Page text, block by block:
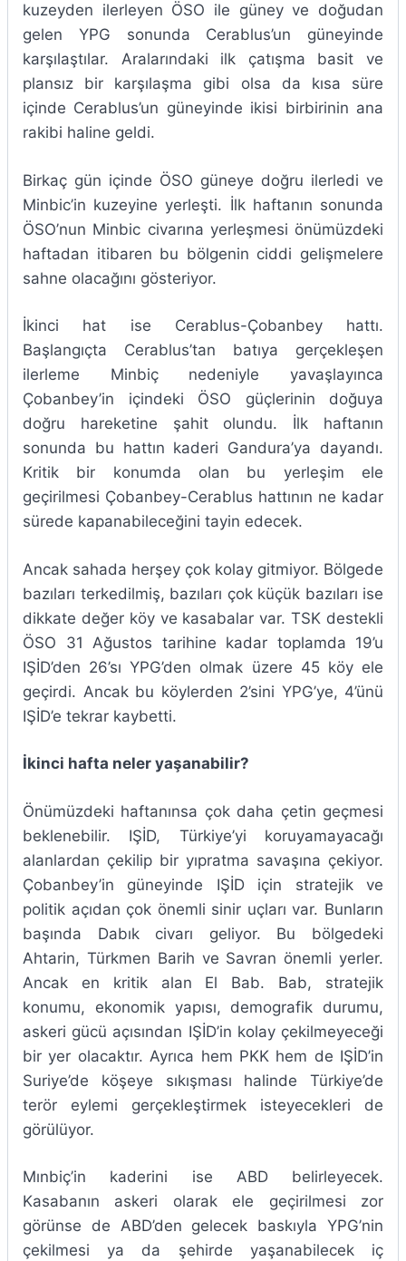
kuzeyden ilerleyen ÖSO ile güney ve doğudan
gelen YPG sonunda Cerablus’un güneyinde
karşılaştılar. Aralarındaki ilk çatışma basit ve
plansız bir karşılaşma gibi olsa da kısa süre
içinde Cerablus’un güneyinde ikisi birbirinin ana
rakibi haline geldi.
Birkaç gün içinde ÖSO güneye doğru ilerledi ve
Minbic’in kuzeyine yerleşti. İlk haftanın sonunda
ÖSO’nun Minbic civarına yerleşmesi önümüzdeki
haftadan itibaren bu bölgenin ciddi gelişmelere
sahne olacağını gösteriyor.
İkinci hat ise Cerablus-Çobanbey hattı.
Başlangıçta Cerablus’tan batıya gerçekleşen
ilerleme Minbiç nedeniyle yavaşlayınca
Çobanbey’in içindeki ÖSO güçlerinin doğuya
doğru hareketine şahit olundu. İlk haftanın
sonunda bu hattın kaderi Gandura’ya dayandı.
Kritik bir konumda olan bu yerleşim ele
geçirilmesi Çobanbey-Cerablus hattının ne kadar
sürede kapanabileceğini tayin edecek.
Ancak sahada herşey çok kolay gitmiyor. Bölgede
bazıları terkedilmiş, bazıları çok küçük bazıları ise
dikkate değer köy ve kasabalar var. TSK destekli
ÖSO 31 Ağustos tarihine kadar toplamda 19’u
IŞİD’den 26’sı YPG’den olmak üzere 45 köy ele
geçirdi. Ancak bu köylerden 2’sini YPG’ye, 4’ünü
IŞİD’e tekrar kaybetti.
İkinci hafta neler yaşanabilir?
Önümüzdeki haftanınsa çok daha çetin geçmesi
beklenebilir. IŞİD, Türkiye’yi koruyamayacağı
alanlardan çekilip bir yıpratma savaşına çekiyor.
Çobanbey’in güneyinde IŞİD için stratejik ve
politik açıdan çok önemli sinir uçları var. Bunların
başında Dabık civarı geliyor. Bu bölgedeki
Ahtarin, Türkmen Barih ve Savran önemli yerler.
Ancak en kritik alan El Bab. Bab, stratejik
konumu, ekonomik yapısı, demografik durumu,
askeri gücü açısından IŞİD’in kolay çekilmeyeceği
bir yer olacaktır. Ayrıca hem PKK hem de IŞİD’in
Suriye’de köşeye sıkışması halinde Türkiye’de
terör eylemi gerçekleştirmek isteyecekleri de
görülüyor.
Mınbiç’in kaderini ise ABD belirleyecek.
Kasabanın askeri olarak ele geçirilmesi zor
görünse de ABD’den gelecek baskıyla YPG’nin
çekilmesi ya da şehirde yaşanabilecek iç